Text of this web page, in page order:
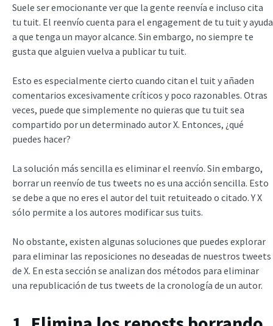
Suele ser emocionante ver que la gente reenvía e incluso cita
tu tuit. El reenvío cuenta para el engagement de tu tuit y ayuda
a que tenga un mayor alcance. Sin embargo, no siempre te
gusta que alguien vuelva a publicar tu tuit.
Esto es especialmente cierto cuando citan el tuit y añaden
comentarios excesivamente críticos y poco razonables. Otras
veces, puede que simplemente no quieras que tu tuit sea
compartido por un determinado autor X. Entonces, ¿qué
puedes hacer?
La solución más sencilla es eliminar el reenvío. Sin embargo,
borrar un reenvío de tus tweets no es una acción sencilla. Esto
se debe a que no eres el autor del tuit retuiteado o citado. Y X
sólo permite a los autores modificar sus tuits.
No obstante, existen algunas soluciones que puedes explorar
para eliminar las reposiciones no deseadas de nuestros tweets
de X. En esta sección se analizan dos métodos para eliminar
una republicación de tus tweets de la cronología de un autor.